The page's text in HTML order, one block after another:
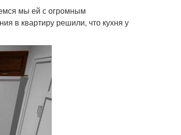
мы ей с огромным
в квартиру решили, что кухня у